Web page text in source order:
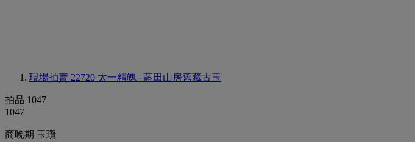
現場拍賣 22720 太一精魄─藍田山房舊藏古玉
拍品 1047
1047
商晚期 玉瓚